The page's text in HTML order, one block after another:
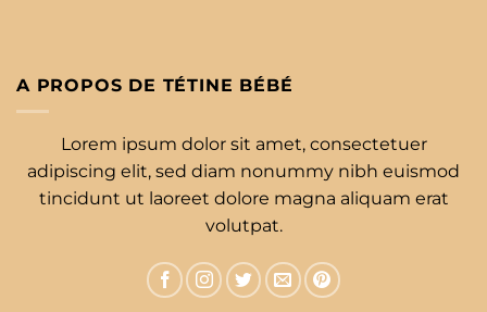
A PROPOS DE TÉTINE BÉBÉ
Lorem ipsum dolor sit amet, consectetuer
adipiscing elit, sed diam nonummy nibh euismod
tincidunt ut laoreet dolore magna aliquam erat
volutpat.